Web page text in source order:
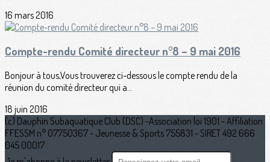
16 mars 2016
Compte-rendu Comité directeur n°8 – 9 mai 2016
Bonjour à tous,Vous trouverez ci-dessous le compte rendu de la
réunion du comité directeur qui a...
18 juin 2016
(c) Dauphin Subaquatique Club (DSC) -Association loi 1901 - Affiliation
FFESSM n° 07750367 - Jeunesse & Sports 755831 - SIRET 492 666
045 00017